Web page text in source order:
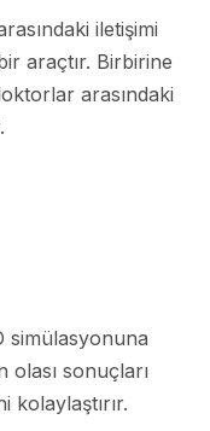
iletişimi
araçtır. Birbirine
arasındaki
simülasyonuna
olası sonuçları
kolaylaştırır.